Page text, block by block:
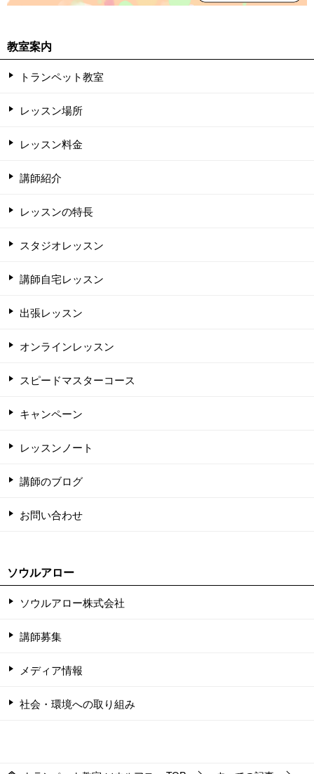
教室案内
トランペット教室
レッスン場所
レッスン料金
講師紹介
レッスンの特長
スタジオレッスン
講師自宅レッスン
出張レッスン
オンラインレッスン
スピードマスターコース
キャンペーン
レッスンノート
講師のブログ
お問い合わせ
ソウルアロー
ソウルアロー株式会社
講師募集
メディア情報
社会・環境への取り組み